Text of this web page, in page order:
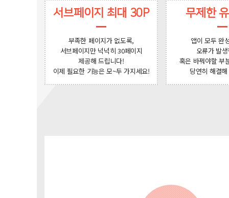
서브페이지 최대 30P
부족한 페이지가 없도록,
서브페이지만 넉넉히 30페이지
제공해 드립니다!
이제 필요한 기능은 모~두 가지세요!
무제한
앱이 모두 완
오류가 발
혹은 바꿔야할 부
당연히 해결